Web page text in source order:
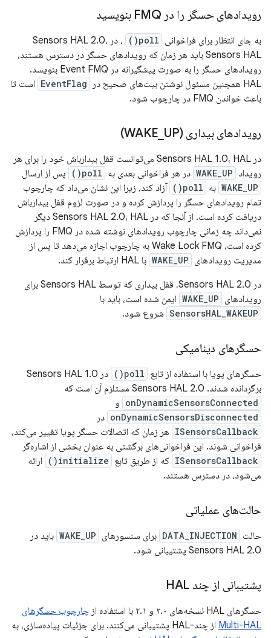
رویدادهای حسگر را در FMQ بنویسید
به جای انتظار برای فراخوانی poll()
، در Sensors HAL 2.0،
Sensors HAL باید هر زمان که رویدادهای حسگر در دسترس هستند،
رویدادهای حسگر را به صورت پیشگیرانه در Event FMQ بنویسد.
HAL همچنین مسئول نوشتن بیت‌های صحیح در
EventFlag است تا
باعث خواندن FMQ در چارچوب شود.
رویدادهای بیداری (WAKEUP)
در Sensors HAL 1.0، HAL می‌توانست قفل بیدارباش خود را برای هر
رویداد WAKE_UP در هر فراخوانی بعدی به poll() پس از ارسال
WAKE_UP به poll()
آزاد کند، زیرا این نشان می‌داد که چارچوب
تمام رویدادهای حسگر را پردازش کرده و در صورت لزوم قفل بیدارباش
دریافت کرده است. از آنجا که در Sensors HAL 2.0، HAL دیگر
نمی‌داند چه زمانی چارچوب رویدادهای نوشته شده در FMQ را پردازش
کرده است، Wake Lock FMQ به چارچوب اجازه می‌دهد تا پس از
مدیریت رویدادهای WAKE_UP با HAL ارتباط برقرار کند.
در Sensors HAL 2.0، قفل بیداری که توسط Sensors HAL برای
رویدادهای WAKE_UP ایمن شده است، باید با
SensorsHAL_WAKEUP شروع شود.
حسگرهای دینامیکی
حسگرهای پویا با استفاده از تابع poll()
در Sensors HAL 1.0
برگردانده شدند. Sensors HAL 2.0 مستلزم آن است که
onDynamicSensorsConnected و
onDynamicSensorsDisconnected در
ISensorsCallback هر زمان که اتصالات حسگر پویا تغییر می‌کند،
فراخوانی شوند. این فراخوانی‌های برگشتی به عنوان بخشی از اشاره‌گر
ISensorsCallback که از طریق تابع initialize()
ارائه
می‌شود، در دسترس هستند.
حالت‌های عملیاتی
حالت DATA_INJECTION برای سنسورهای WAKE_UP باید در
Sensors HAL 2.0 پشتیبانی شود.
پشتیبانی از چند HAL
حسگرهای HAL نسخه‌های ۲.۰ و ۲.۱ با استفاده از
چارچوب حسگرهای
Multi-HAL از چند-HAL پشتیبانی می‌کنند. برای جزئیات پیاده‌سازی، به